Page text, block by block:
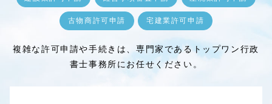
古物商許可申請 宅建業許可申請
複雑な許可申請や手続きは、専門家であるトップワン行政
書士事務所にお任せください。